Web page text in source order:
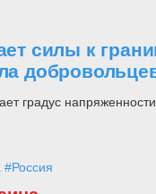
силы к
градус
#Россия